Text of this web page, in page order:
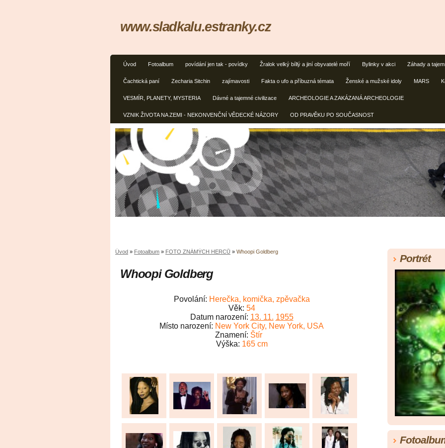
Úvod Fotoalbum povídání jen tak - povídky Žralok velký bíllý a jiní obyvatelé moří Bylinky v akci Záhady a
Čachtická paní Zecharia Sitchin zajímavosti Fakta o ufo a příbuzná témata Ženské a mužské idoly MARS
VESMÍR, PLANETY, MYSTERIA Dávné a tajemné civilizace ARCHEOLOGIE A ZAKÁZANÁ ARCHEOLOGIE
VZNIK ŽIVOTA NA ZEMI - NEKONVENČNÍ VĚDECKÉ NÁZORY OD PRAVĚKU PO SOUČASNOST
www.sladkalu.estranky.cz
Úvod » Fotoalbum » FOTO ZNÁMÝCH HERCŮ » Whoopi Goldberg
Whoopi Goldberg
Povolání: Herečka, komička, zpěvačka
Věk: 54
Datum narození: 13. 11. 1955
Místo narození: New York City, New York, USA
Znamení: Štír
Výška: 165 cm
Portrét